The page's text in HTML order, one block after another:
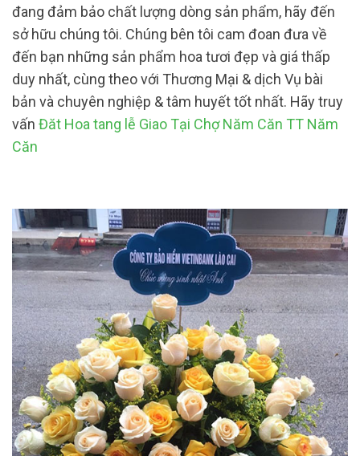
đang đảm bảo chất lượng dòng sản phẩm, hãy đến
sở hữu chúng tôi. Chúng bên tôi cam đoan đưa về
đến bạn những sản phẩm hoa tươi đẹp và giá thấp
duy nhất, cùng theo với Thương Mại & dịch Vụ bài
bản và chuyên nghiệp & tâm huyết tốt nhất. Hãy truy
vấn Đăt Hoa tang lễ Giao Tại Chợ Năm Căn TT Năm
Căn